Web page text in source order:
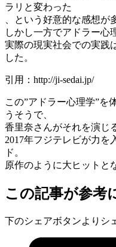
ラリと変わった
、という好意的な感想が
しかし一方でアドラー心
実際の現実社会での実践
した。
引用：http://ji-sedai.jp/
この”アドラー心理学”を
うそうで、
香里奈さんがそれを演じ
2017年フジテレビが力を
ド。
原作のように大ヒットと
この記事が参考
下のシェアボタンよりシ